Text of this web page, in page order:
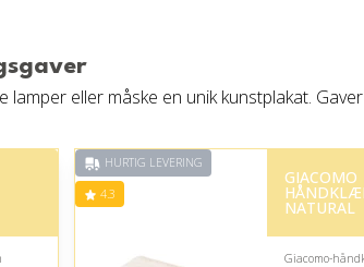
eller måske en unik kunstplakat.
HURTIG LEVERING
4.3
GIACOMO
NATURAL
Giacomo-